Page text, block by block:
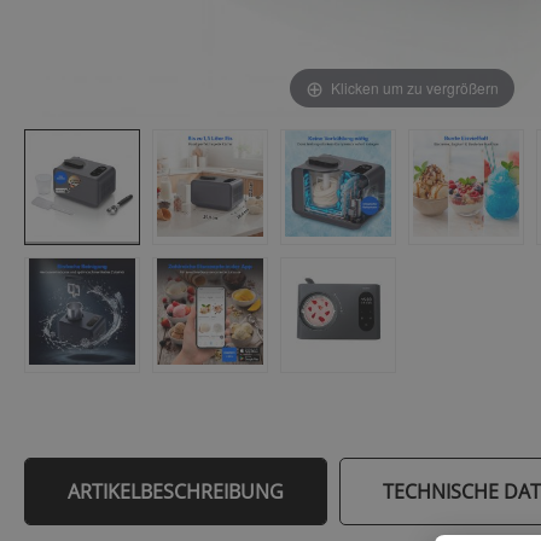
Klicken um zu vergrößern
ARTIKELBESCHREIBUNG TECHNISCHE